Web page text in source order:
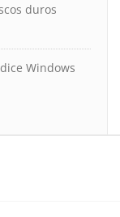
duros
Windows